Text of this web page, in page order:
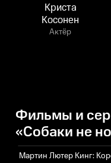
Криста
Косонен
Актёр
Фильмы и
«Собаки не